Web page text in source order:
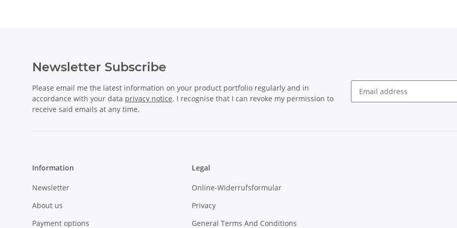
Newsletter Subscribe
Please email me the latest information on your product portfolio regularly and in
accordance with your data privacy notice. I recognise that I can revoke my permission to
receive said emails at any time.
Information
Newsletter
About us
Payment options
Legal
Online-Widerrufsformular
Privacy
General Terms And Conditions